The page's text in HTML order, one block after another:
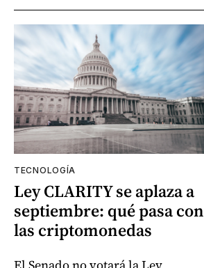
TECNOLOGÍA
Ley CLARITY se aplaza a
septiembre: qué pasa con
las criptomonedas